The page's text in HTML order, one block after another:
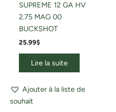
SUPREME 12 GA HV
2.75 MAG 00
BUCKSHOT
25.99$
Lire la suite
Ajouter à la liste de
souhait